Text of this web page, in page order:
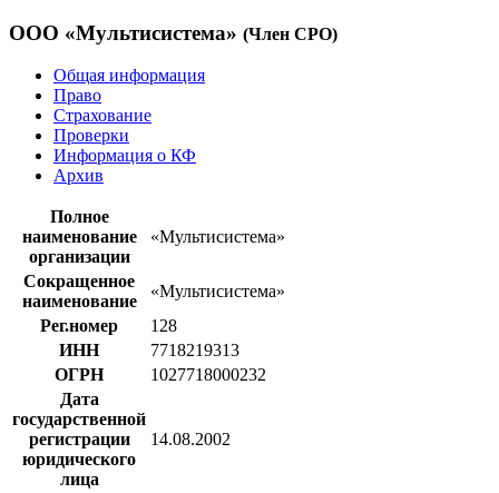
ООО «Мультисистема» (Член СРО)
Общая информация
Право
Страхование
Проверки
Информация о КФ
Архив
Полное
наименование
организации
«Мультисистема»
Сокращенное
наименование
«Мультисистема»
Рег.номер
128
ИНН
7718219313
ОГРН
1027718000232
Дата
государственной
регистрации
юридического
лица
14.08.2002